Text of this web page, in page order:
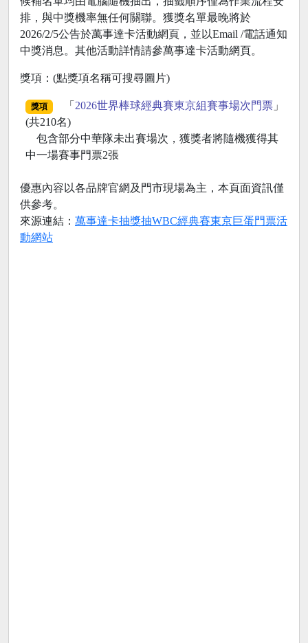
排，與中獎機率無任何關聯。獲獎名單最晚將於
2026/2/5公告於萬事達卡活動網頁，並以Email /電話通知
中獎消息。其他活動詳情請參萬事達卡活動網頁。
獎項：(點獎項名稱可搜尋圖片)
獎項 「 2026世界棒球經典賽東京組賽事場次門票」
(共210名)
包含部分中華隊未出賽場次，獲獎者將隨機獲得其
中一場賽事門票2張
優惠內容以各品牌官網及門市現場為主，本頁面資訊僅
供參考。
來源連結： 萬事達卡抽獎抽WBC經典賽東京巨蛋門票活
動網站